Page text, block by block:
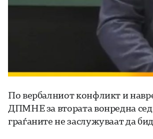
По вербалниот конфликт и
ДПМНЕ за втората вонредна
граѓаните не заслужуваат да